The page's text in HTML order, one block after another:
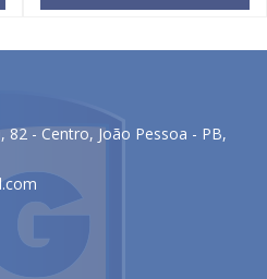
82 - Centro, João Pessoa - PB,